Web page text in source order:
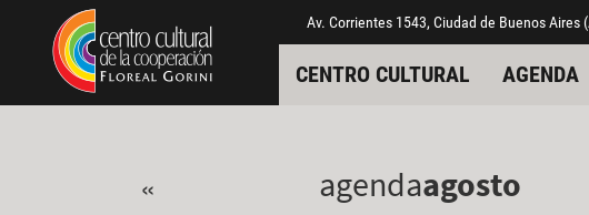
Pasar al contenido principal
Jump to main content Av. Corrientes 1543, Ciudad de Buenos
CENTRO CULTURAL AGENDA
« agendaagosto